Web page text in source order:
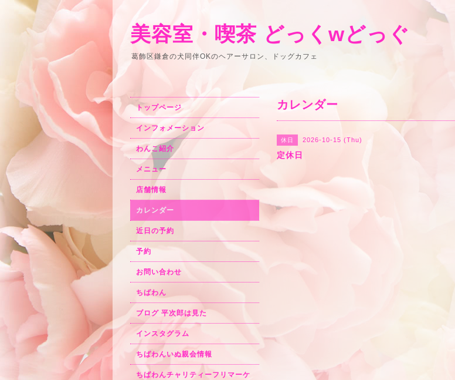
美容室・喫茶 どっくwどっぐ
葛飾区鎌倉の犬同伴OKのヘアーサロン、ドッグカフェ
カレンダー
休日 2026-10-15 (Thu)
定休日
トップページ
インフォメーション
わんこ紹介
メニュー
店舗情報
カレンダー
近日の予約
予約
お問い合わせ
ちばわん
ブログ 平次郎は見た
インスタグラム
ちばわんいぬ親会情報
ちばわんチャリティーフリマーケ